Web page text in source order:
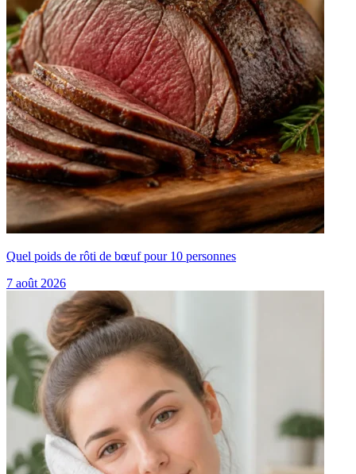
Quel poids de rôti de bœuf pour 10 personnes
7 août 2026